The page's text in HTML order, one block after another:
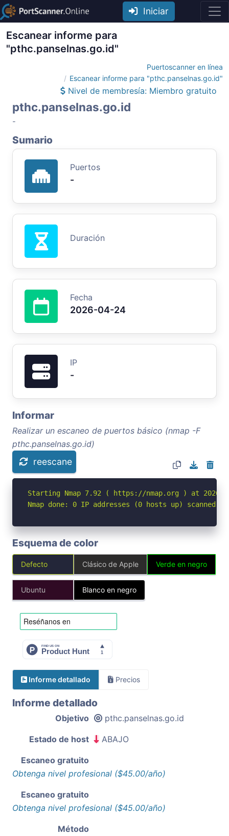
Iniciar
Escanear informe para
"pthc.panselnas.go.id"
Puertoscanner en línea
Escanear informe para "pthc.panselnas.go.id"
Nivel de membresía: Miembro gratuito
pthc.panselnas.go.id
-
Sumario
Puertos
-
Duración
Fecha
2026-04-24
IP
-
Informar
Realizar un escaneo de puertos básico (nmap -F
pthc.panselnas.go.id)
reescane
Starting Nmap 7.92 ( https://nmap.org ) at 2026-
Nmap done: 0 IP addresses (0 hosts up) scanned
Esquema de color
Defecto Clásico de Apple Verde en negro
Ubuntu Blanco en negro
Informe detallado Precios
Informe detallado
Objetivo pthc.panselnas.go.id
Estado de host ABAJO
Escaneo gratuito
Obtenga nivel profesional ($45.00/año)
Escaneo gratuito
Obtenga nivel profesional ($45.00/año)
Método